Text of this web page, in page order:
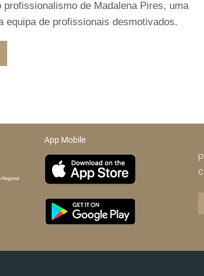
de Madalena Pires, uma
de profissionais desmotivados.
App Mobile